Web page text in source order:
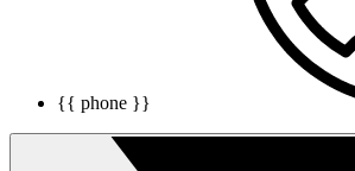
{{ phone }}